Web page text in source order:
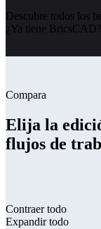
Descubre todos los
¿Ya tiene BricsCAD?
Compara
Elija la
flujos de
Contraer todo
Expandir todo